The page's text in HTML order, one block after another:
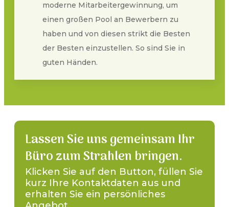
moderne Mitarbeitergewinnung, um
einen großen Pool an Bewerbern zu
haben und von diesen strikt die Besten
der Besten einzustellen. So sind Sie in
guten Händen.
Lassen Sie uns gemeinsam Ihr
Büro zum Strahlen bringen.
Klicken Sie auf den Button, füllen Sie
kurz Ihre Kontaktdaten aus und
erhalten Sie ein persönliches